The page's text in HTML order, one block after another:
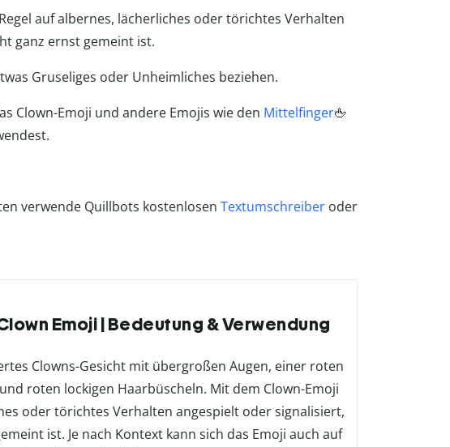
auf albernes, lächerliches oder törichtes Verhalten
ganz ernst gemeint ist.
Gruseliges oder Unheimliches beziehen.
Clown-Emoji und andere Emojis wie den Mittelfinger🖕
verwende Quillbots kostenlosen Textumschreiberoder
Emoji | Bedeutung & Verwendung
Clowns-Gesicht mit übergroßen Augen, einer roten
roten lockigen Haarbüscheln. Mit dem Clown-Emoji
oder törichtes Verhalten angespielt oder signalisiert,
ist. Je nach Kontext kann sich das Emoji auch auf